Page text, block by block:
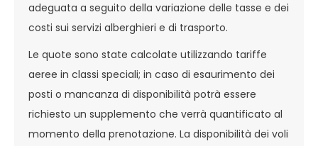
adeguata a seguito della variazione delle tasse e dei
costi sui servizi alberghieri e di trasporto.
Le quote sono state calcolate utilizzando tariffe
aeree in classi speciali; in caso di esaurimento dei
posti o mancanza di disponibilità potrà essere
richiesto un supplemento che verrà quantificato al
momento della prenotazione. La disponibilità dei voli